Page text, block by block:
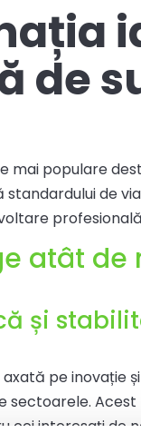
de
mai populare
de
atât de
și
pe inovație
sectoarele. Acest
cei interesați de